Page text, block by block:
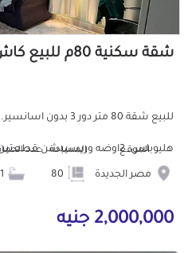
شقة سكنية 80م للبيع كاش بمصر الجديدة القاهرة
للبيع شقة 80 متر
هليوبلس. 2اوضه وريسيبشن قطعتين...
الموقع
مصر الجديدة
المساحة عدد
2,000,000 جنيه